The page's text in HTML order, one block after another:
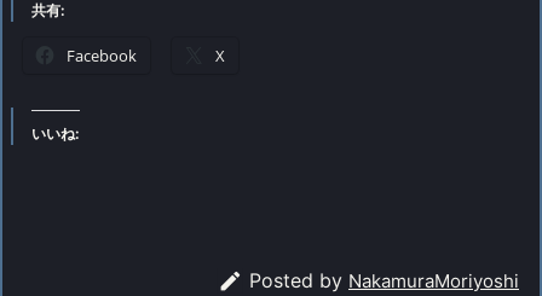
共有:
Facebook X
いいね:
 Posted by NakamuraMoriyoshi